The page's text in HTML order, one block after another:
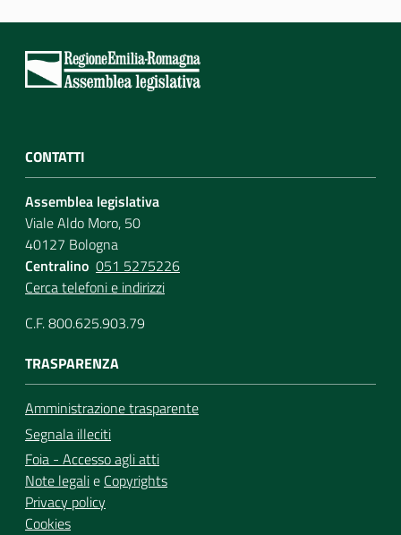
CONTATTI
Assemblea legislativa
Viale Aldo Moro, 50
40127 Bologna
Centralino 051 5275226
Cerca telefoni e indirizzi
C.F. 800.625.903.79
TRASPARENZA
Amministrazione trasparente
Segnala illeciti
Foia - Accesso agli atti
Note legalie Copyrights
Privacy policy
Cookies